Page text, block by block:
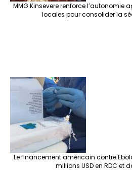
MMG Kinsevere renforce
locales pour consolider la
Le financement américain contre
millions USD en RDC et